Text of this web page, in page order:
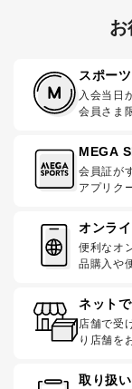
スポー
入会当日
会員さま
MEGA
会員証が
アプリク
オンラ
便利なオ
品購入や
ネット
店舗で受
り店舗を
取り扱